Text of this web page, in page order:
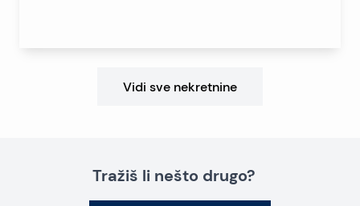
Vidi sve nekretnine
Tražiš li nešto drugo?